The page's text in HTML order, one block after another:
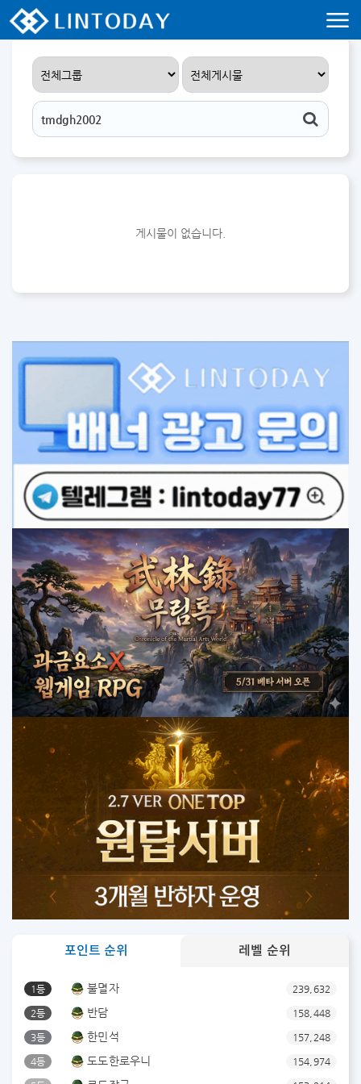
리니지 프리서버 홍보 및 프리서버 홍보 커뮤니티 사이트 린투데이 입니다.
게시물이 없습니다.
포인트 순위 레벨 순위
1등 불멸자 239,632
2등 반담 158,448
3등 한민석 157,248
4등 도도한로우니 154,974